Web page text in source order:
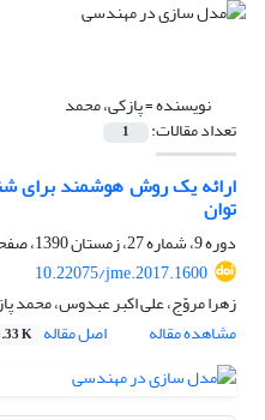
نویسنده =پازکی، محمد
تعداد مقالات: 1
ارائه یک روش هوشمند برای
توان
دوره 9، شماره 27، زمستان 1390، صفحه
10.22075/jme.2017.1600
زهرا مروّج، علی اکبر عبدوس، محمد
مشاهده مقاله
اصل مقاله K